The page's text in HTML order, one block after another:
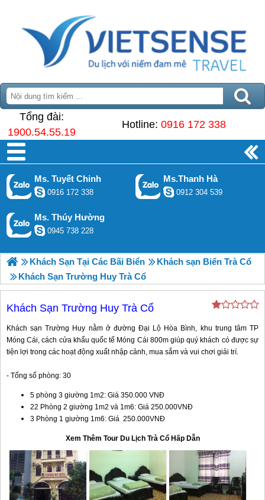
Tổng đài:
1900.54.55.19
Hotline: 0916 172 338
Ms. Tuyết Chinh
0916 172 338
Ms.Thanh Hà
0912 304 539
Ms. Thúy Hường
0945 738 228
Khách Sạn Tại Các Bãi Biển
Khách sạn Biển Trà Cổ
Khách Sạn Trường Huy Trà Cổ
Khách Sạn Trường Huy Trà Cổ
Khách sạn Trường Huy nằm ở đường Đại Lộ Hòa Bình, khu trung tâm TP
Móng Cái, cách cửa khẩu quốc tế Móng Cái 800m giúp quý khách có được sự
tiện lợi trong các hoạt động xuất nhập cảnh, mua sắm và vui chơi giải trí.
- Tổng số phòng: 30
5 phòng 3 giường 1m2: Giá 350.000 VNĐ
22 Phòng 2 giường 1m2 và 1m6: Giá 250.000VNĐ
3 Phòng 1 giường 1m6: Giá 250.000VNĐ
Xem Thêm Tour Du Lịch Trà Cổ Hấp Dẫn